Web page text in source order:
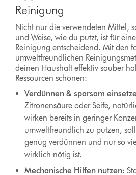
Reinigung
Nicht nur die verwendeten Mittel,
und Weise, wie du putzt, ist für
Reinigung entscheidend. Mit den
umweltfreundlichen
deinen Haushalt effektiv sauber
Ressourcen schonen:
Verdünnen & sparsam
Zitronensäure oder Seife,
wirken bereits in geringer
umweltfreundlich zu putzen,
genug verdünnen und nur so
wirklich nötig ist.
Mechanische Hilfen nutzen: